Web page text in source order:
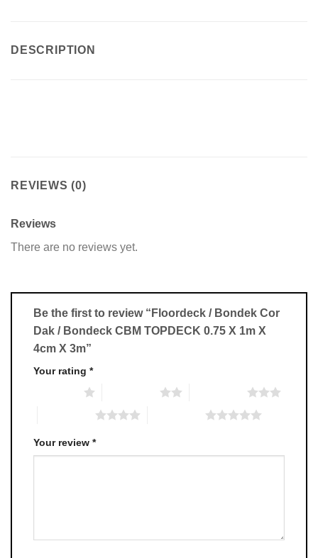
DESCRIPTION
REVIEWS (0)
Reviews
There are no reviews yet.
Be the first to review “Floordeck / Bondek Cor
Dak / Bondeck CBM TOPDECK 0.75 X 1m X
4cm X 3m”
Your rating *
Your review *